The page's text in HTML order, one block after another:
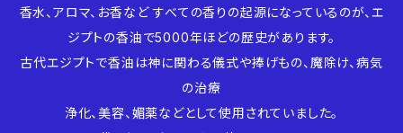
香水、アロマ、お香など すべての香りの起源になっているのが、エ
ジプトの香油で5000年ほどの歴史があります。
古代エジプトで香油は神に関わる儀式や捧げもの、魔除け、病気
の治療
浄化、美容、媚薬などとして使用されていました。